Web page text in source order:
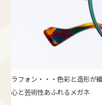
ラフォン・・・色彩と造形が
心と芸術性あふれるメガネ